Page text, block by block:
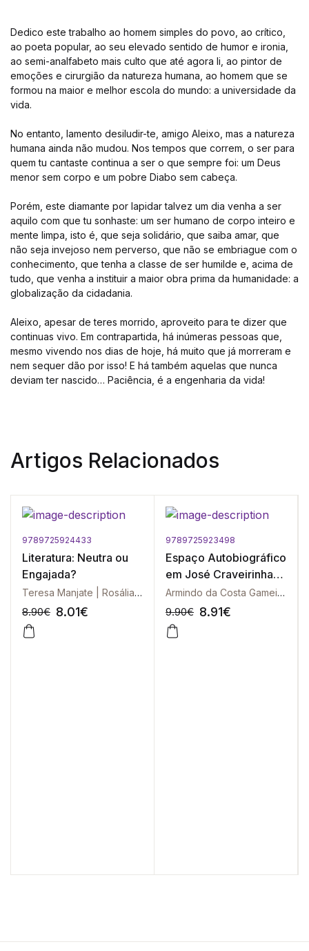
Dedico este trabalho ao homem simples do povo, ao crítico,
ao poeta popular, ao seu elevado sentido de humor e ironia,
ao semi-analfabeto mais culto que até agora li, ao pintor de
emoções e cirurgião da natureza humana, ao homem que se
formou na maior e melhor escola do mundo: a universidade da
vida.
No entanto, lamento desiludir-te, amigo Aleixo, mas a natureza
humana ainda não mudou. Nos tempos que correm, o ser para
quem tu cantaste continua a ser o que sempre foi: um Deus
menor sem corpo e um pobre Diabo sem cabeça.
Porém, este diamante por lapidar talvez um dia venha a ser
aquilo com que tu sonhaste: um ser humano de corpo inteiro e
mente limpa, isto é, que seja solidário, que saiba amar, que
não seja invejoso nem perverso, que não se embriague com o
conhecimento, que tenha a classe de ser humilde e, acima de
tudo, que venha a instituir a maior obra prima da humanidade: a
globalização da cidadania.
Aleixo, apesar de teres morrido, aproveito para te dizer que
continuas vivo. Em contrapartida, há inúmeras pessoas que,
mesmo vivendo nos dias de hoje, há muito que já morreram e
nem sequer dão por isso! E há também aquelas que nunca
deviam ter nascido… Paciência, é a engenharia da vida!
Artigos Relacionados
9789725924433
Literatura: Neutra ou
Engajada?
Teresa Manjate | Rosália Diogo | Almiro Lobo | Carlos Serra
8.90€ 8.01€
9789725923498
Espaço Autobiográfico
em José Craveirinha,
O
Armindo da Costa Gameiro
9.90€ 8.91€